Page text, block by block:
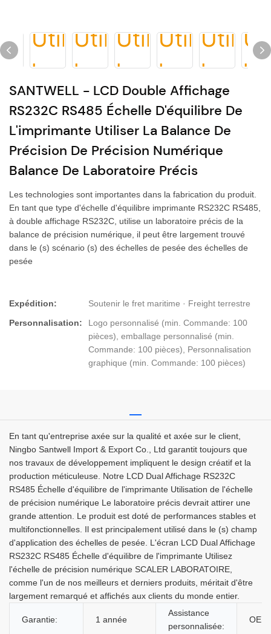
SANTWELL - LCD Double Affichage
RS232C RS485 Échelle D'équilibre De
L'imprimante Utiliser La Balance De
Précision De Précision Numérique
Balance De Laboratoire Précis
Les technologies sont importantes dans la fabrication du produit.
En tant que type d'échelle d'équilibre imprimante RS232C RS485,
à double affichage RS232C, utilise un laboratoire précis de la
balance de précision numérique, il peut être largement trouvé
dans le (s) scénario (s) des échelles de pesée des échelles de
pesée
Expédition:
Soutenir le fret maritime · Freight terrestre
Personnalisation:
Logo personnalisé (min. Commande: 100
pièces), emballage personnalisé (min.
Commande: 100 pièces), Personnalisation
graphique (min. Commande: 100 pièces)
En tant qu'entreprise axée sur la qualité et axée sur le client,
Ningbo Santwell Import & Export Co., Ltd garantit toujours que
nos travaux de développement impliquent le design créatif et la
production méticuleuse. Notre LCD Dual Affichage RS232C
RS485 Échelle d'équilibre de l'imprimante Utilisation de l'échelle
de précision numérique Le laboratoire précis devrait attirer une
grande attention. Le produit est doté de performances stables et
multifonctionnelles. Il est principalement utilisé dans le (s) champ
d'application des échelles de pesée. L'écran LCD Dual Affichage
RS232C RS485 Échelle d'équilibre de l'imprimante Utilisez
l'échelle de précision numérique SCALER LABORATOIRE,
comme l'un de nos meilleurs et derniers produits, méritait d'être
largement remarqué et affichés aux clients du monde entier.
Garantie: 1 année
Assistance
personnalisée: